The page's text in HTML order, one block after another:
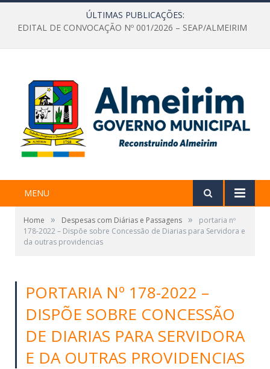
ÚLTIMAS PUBLICAÇÕES:
EDITAL DE CONVOCAÇÃO Nº 001/2026 – SEAP/ALMEIRIM
MENU
Home » Despesas com Diárias e Passagens »
portaria nº
178-2022 – Dispõe sobre Concessão de Diarias para Servidora e
da outras providencias
PORTARIA Nº 178-2022 –
DISPÕE SOBRE CONCESSÃO
DE DIARIAS PARA SERVIDORA
E DA OUTRAS PROVIDENCIAS